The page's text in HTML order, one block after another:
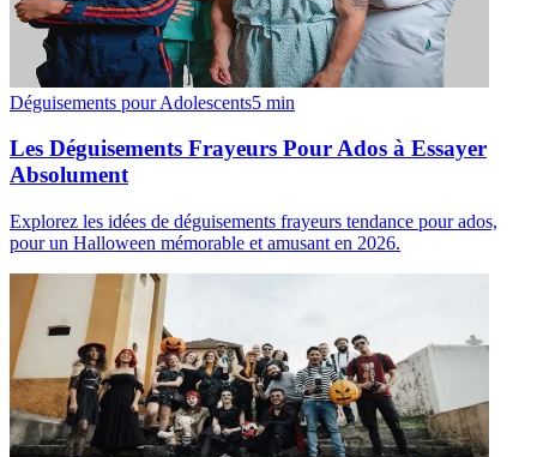
Déguisements pour Adolescents5 min
Les Déguisements Frayeurs Pour Ados à Essayer
Absolument
Explorez les idées de déguisements frayeurs tendance pour ados,
pour un Halloween mémorable et amusant en 2026.